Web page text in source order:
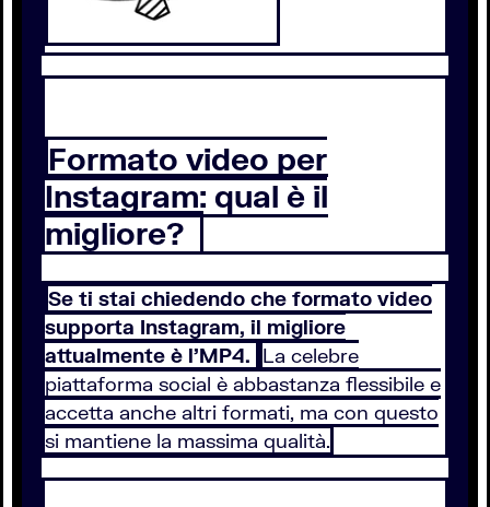
Formato video per
Instagram: qual è il
migliore?
Se ti stai chiedendo che formato video
supporta Instagram, il migliore
attualmente è l’MP4. La celebre
piattaforma social è abbastanza flessibile e
accetta anche altri formati, ma con questo
si mantiene la massima qualità.